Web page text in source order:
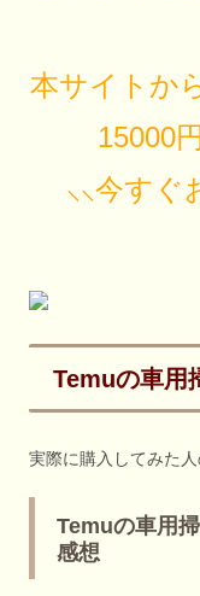
本サイトか
15000
⸜⸜今すぐ
Temuの車用
実際に購入してみた
Temuの車用
感想